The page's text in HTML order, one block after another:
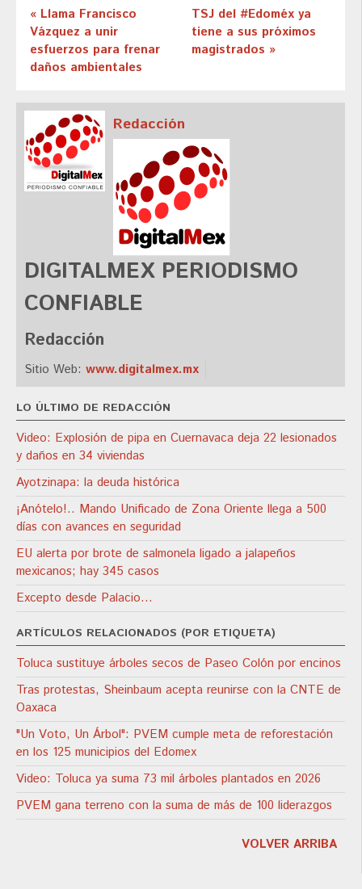
« Llama Francisco
Vázquez a unir
esfuerzos para frenar
daños ambientales
TSJ del #Edoméx ya
tiene a sus próximos
magistrados »
Redacción
DIGITALMEX PERIODISMO
CONFIABLE
Redacción
Sitio Web: www.digitalmex.mx
LO ÚLTIMO DE REDACCIÓN
Video: Explosión de pipa en Cuernavaca deja 22 lesionados
y daños en 34 viviendas
Ayotzinapa: la deuda histórica
¡Anótelo!.. Mando Unificado de Zona Oriente llega a 500
días con avances en seguridad
EU alerta por brote de salmonela ligado a jalapeños
mexicanos; hay 345 casos
Excepto desde Palacio…
ARTÍCULOS RELACIONADOS (POR ETIQUETA)
Toluca sustituye árboles secos de Paseo Colón por encinos
Tras protestas, Sheinbaum acepta reunirse con la CNTE de
Oaxaca
"Un Voto, Un Árbol": PVEM cumple meta de reforestación
en los 125 municipios del Edomex
Video: Toluca ya suma 73 mil árboles plantados en 2026
PVEM gana terreno con la suma de más de 100 liderazgos
VOLVER ARRIBA